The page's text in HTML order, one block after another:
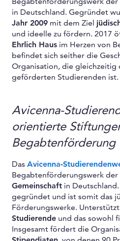
in Deutschland. Gegründet
Jahr 2009 mit dem Ziel
und ideelle zu fördern. 2017
Ehrlich Haus im Herzen von
befindet sich seither die
Organisation, die gleichzeitig
geförderten Studierenden ist.
Avicenna-
orientierte
Begabtenförderung
Das Avicenna-
Begabtenförderungswerk der
Gemeinschaft in
gegründet und ist somit das
Förderungswerke.
Studierende und das sowohl
Insgesamt fördert die